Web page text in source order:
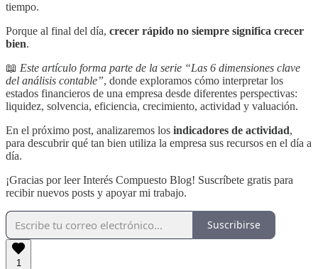
tiempo.
Porque al final del día, crecer rápido no siempre significa crecer
bien.
📖 Este artículo forma parte de la serie “Las 6 dimensiones clave
del análisis contable”, donde exploramos cómo interpretar los
estados financieros de una empresa desde diferentes perspectivas:
liquidez, solvencia, eficiencia, crecimiento, actividad y valuación.
En el próximo post, analizaremos los indicadores de actividad,
para descubrir qué tan bien utiliza la empresa sus recursos en el día a
día.
¡Gracias por leer Interés Compuesto Blog! Suscríbete gratis para
recibir nuevos posts y apoyar mi trabajo.
Suscribirse
1